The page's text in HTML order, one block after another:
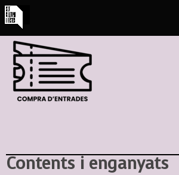
Contents i enganyats